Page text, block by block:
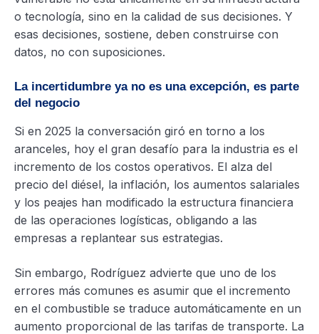
o tecnología, sino en la calidad de sus decisiones. Y
esas decisiones, sostiene, deben construirse con
datos, no con suposiciones.
La incertidumbre ya no es una excepción, es parte
del negocio
Si en 2025 la conversación giró en torno a los
aranceles, hoy el gran desafío para la industria es el
incremento de los costos operativos. El alza del
precio del diésel, la inflación, los aumentos salariales
y los peajes han modificado la estructura financiera
de las operaciones logísticas, obligando a las
empresas a replantear sus estrategias.
Sin embargo, Rodríguez advierte que uno de los
errores más comunes es asumir que el incremento
en el combustible se traduce automáticamente en un
aumento proporcional de las tarifas de transporte. La